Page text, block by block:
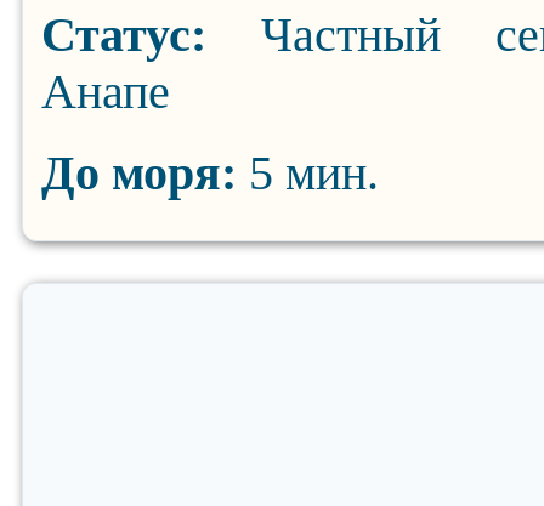
Статус:Частный
Анапе
До моря: 5 мин.